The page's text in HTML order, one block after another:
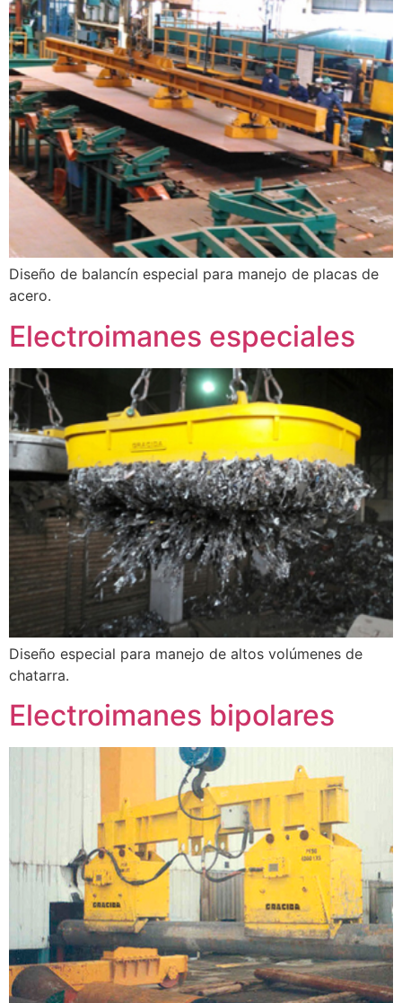
Diseño de balancín especial para manejo de placas de
acero.
Electroimanes especiales
Diseño especial para manejo de altos volúmenes de
chatarra.
Electroimanes bipolares